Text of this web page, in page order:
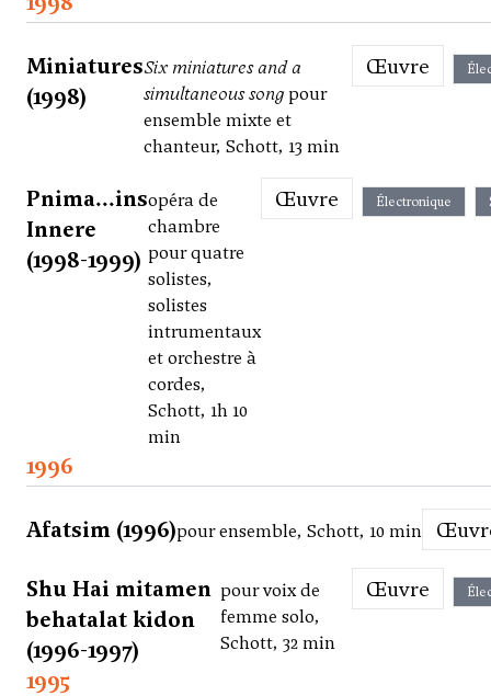
Miniatures
(1998)
Six miniatures and a
simultaneous songpour
ensemble mixte et
chanteur, Schott, 13 min
Œuvre
Pnima...ins
Innere
(1998-1999)
opéra de
chambre
pour quatre
solistes,
solistes
intrumentaux
et orchestre à
cordes,
Schott, 1h 10
min
Œuvre Électronique
1996
Afatsim (1996)pour ensemble, Schott, 10 min
Shu Hai mitamen
behatalat kidon
(1996-1997)
pour voix de
femme solo,
Schott, 32 min
Œuvre
1995